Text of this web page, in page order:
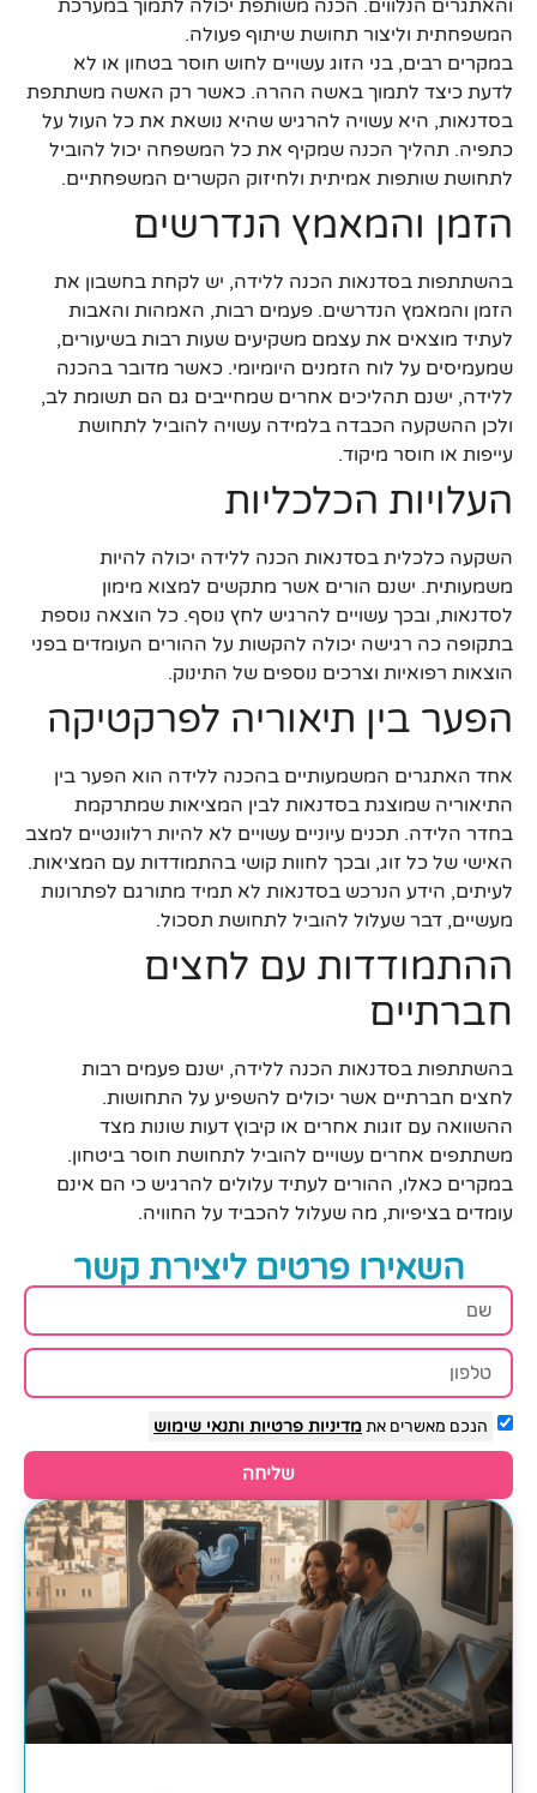
והאתגרים הנלווים. הכנה משותפת יכולה לתמוך במערכת
המשפחתית וליצור תחושת שיתוף פעולה.
במקרים רבים, בני הזוג עשויים לחוש חוסר בטחון או לא
לדעת כיצד לתמוך באשה ההרה. כאשר רק האשה משתתפת
בסדנאות, היא עשויה להרגיש שהיא נושאת את כל העול על
כתפיה. תהליך הכנה שמקיף את כל המשפחה יכול להוביל
לתחושת שותפות אמיתית ולחיזוק הקשרים המשפחתיים.
הזמן והמאמץ הנדרשים
בהשתתפות בסדנאות הכנה ללידה, יש לקחת בחשבון את
הזמן והמאמץ הנדרשים. פעמים רבות, האמהות והאבות
לעתיד מוצאים את עצמם משקיעים שעות רבות בשיעורים,
שמעמיסים על לוח הזמנים היומיומי. כאשר מדובר בהכנה
ללידה, ישנם תהליכים אחרים שמחייבים גם הם תשומת לב,
ולכן ההשקעה הכבדה בלמידה עשויה להוביל לתחושת
עייפות או חוסר מיקוד.
העלויות הכלכליות
השקעה כלכלית בסדנאות הכנה ללידה יכולה להיות
משמעותית. ישנם הורים אשר מתקשים למצוא מימון
לסדנאות, ובכך עשויים להרגיש לחץ נוסף. כל הוצאה נוספת
בתקופה כה רגישה יכולה להקשות על ההורים העומדים בפני
הוצאות רפואיות וצרכים נוספים של התינוק.
הפער בין תיאוריה לפרקטיקה
אחד האתגרים המשמעותיים בהכנה ללידה הוא הפער בין
התיאוריה שמוצגת בסדנאות לבין המציאות שמתרקמת
בחדר הלידה. תכנים עיוניים עשויים לא להיות רלוונטיים למצב
האישי של כל זוג, ובכך לחוות קושי בהתמודדות עם המציאות.
לעיתים, הידע הנרכש בסדנאות לא תמיד מתורגם לפתרונות
מעשיים, דבר שעלול להוביל לתחושת תסכול.
ההתמודדות עם לחצים
חברתיים
בהשתתפות בסדנאות הכנה ללידה, ישנם פעמים רבות
לחצים חברתיים אשר יכולים להשפיע על התחושות.
ההשוואה עם זוגות אחרים או קיבוץ דעות שונות מצד
משתתפים אחרים עשויים להוביל לתחושת חוסר ביטחון.
במקרים כאלו, ההורים לעתיד עלולים להרגיש כי הם אינם
עומדים בציפיות, מה שעלול להכביד על החוויה.
השאירו פרטים ליצירת קשר
הנכם מאשרים אתמדיניות פרטיות ותנאי שימוש
שליחה